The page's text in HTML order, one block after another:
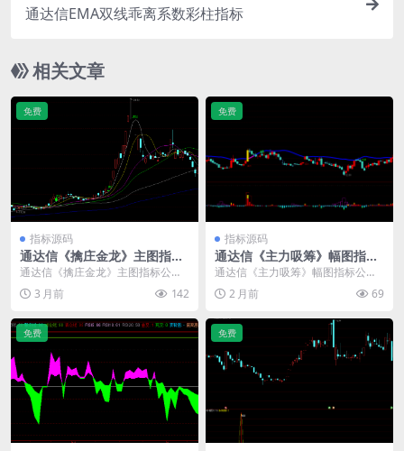
通达信EMA双线乖离系数彩柱指标
相关文章
指标源码
通达信《擒庄金龙》主图指标
公式
免费
通达信《擒庄金龙》主图指标公
式： MA5:MA(C,5); MA10:MA(C,...
3 月前 142
指标源码
通达信《主力吸筹》幅图指标
公式
免费
通达信《主力吸筹》幅图指标公
式： N:=9;M1:=3;M2:=3;100,CO...
2 月前 69
免费 免费